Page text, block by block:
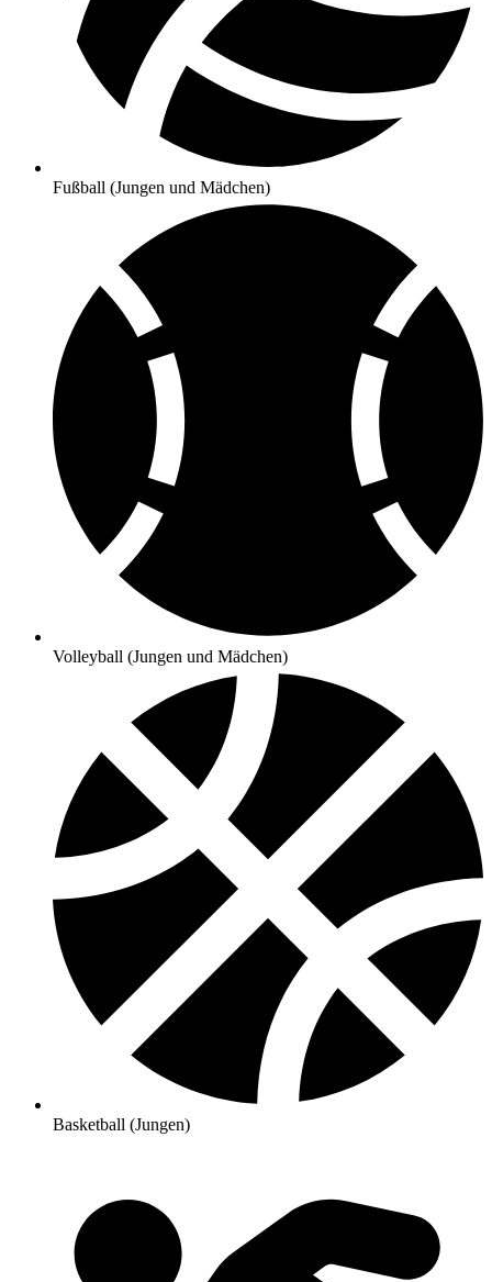
Fußball (Jungen und Mädchen)
Volleyball (Jungen und Mädchen)
Basketball (Jungen)